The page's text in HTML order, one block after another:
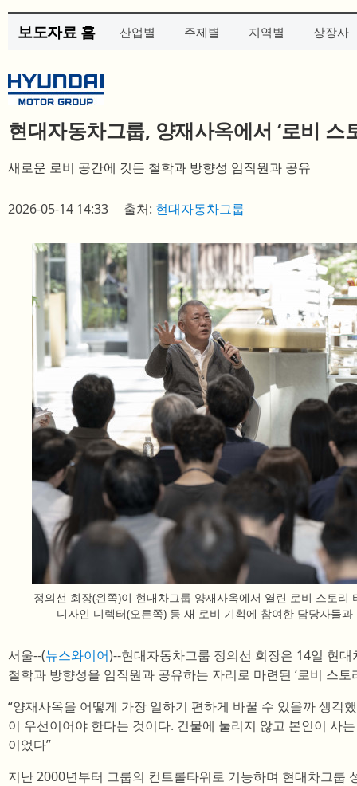
보도자료 홈 산업별 주제별 지역별 상장사
현대자동차그룹, 양재사옥에서 ‘로비 스
새로운 로비 공간에 깃든 철학과 방향성 임직원과 공유
2026-05-14 14:33 출처: 현대자동차그룹
정의선 회장(왼쪽)이 현대차그룹 양재사옥에서 열린 로비 스토리
디자인 디렉터(오른쪽) 등 새 로비 기획에 참여한 담당자들
서울--(뉴스와이어)--현대자동차그룹 정의선 회장은 14일 현
철학과 방향성을 임직원과 공유하는 자리로 마련된 ‘로비 스
“양재사옥을 어떻게 가장 일하기 편하게 바꿀 수 있을까 생각
이 우선이어야 한다는 것이다. 건물에 눌리지 않고 본인이 사
이었다”
지난 2000년부터 그룹의 컨트롤타워로 기능하며 현대차그룹